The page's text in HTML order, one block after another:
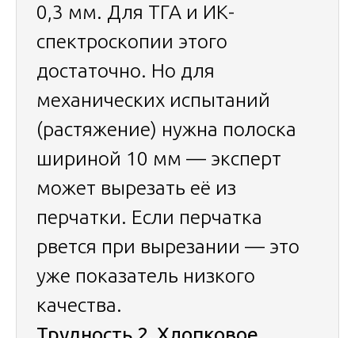
0,3 мм. Для ТГА и ИК-
спектроскопии этого
достаточно. Но для
механических испытаний
(растяжение) нужна полоска
шириной 10 мм — эксперт
может вырезать её из
перчатки. Если перчатка
рвется при вырезании — это
уже показатель низкого
качества.